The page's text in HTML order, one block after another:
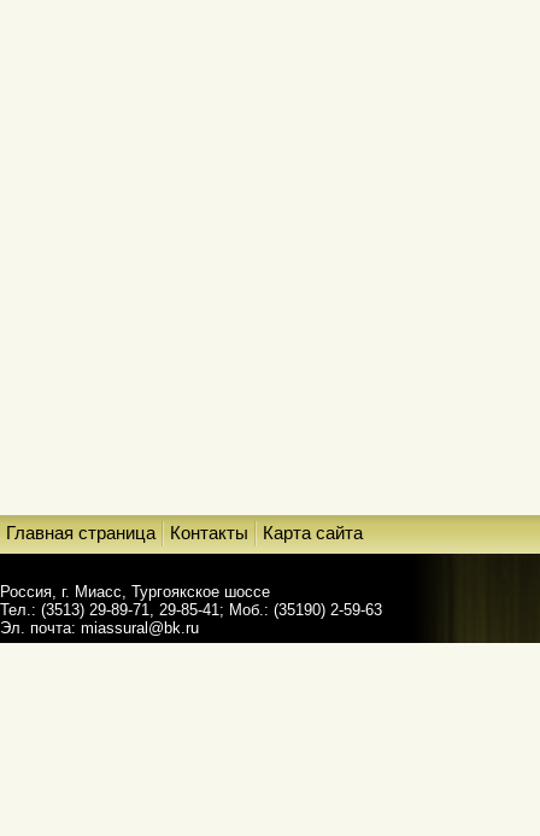
Главная страница Контакты Карта сайта
Россия, г. Миасс, Тургоякское шоссе
Тел.: (3513) 29-89-71, 29-85-41; Моб.: (35190) 2-59-63
Эл. почта: miassural@bk.ru